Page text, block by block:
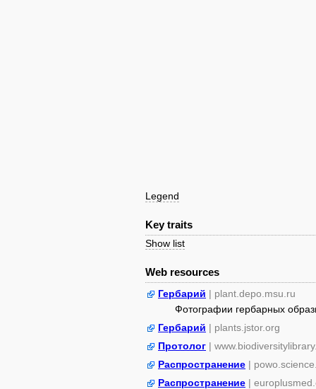
Legend
Key traits
Show list
Web resources
Гербарий | plant.depo.msu.ru
Фотографии гербарных
Гербарий | plants.jstor.org
Протолог |
Распространение |
Распространение |